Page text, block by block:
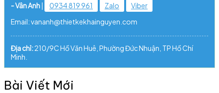
- Vân Anh| 0934 819 961 Zalo
Viber
Email: vananh@thietkekhainguyen.com
Địa chỉ:210/9C Hồ Văn Huê, Phường Đức Nhuận, TP Hồ Chí
Minh.
Bài Viết Mới